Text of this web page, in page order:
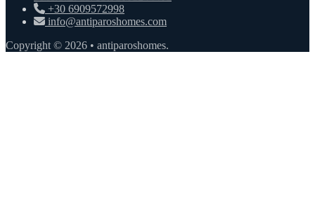
+30 6909572998
info@antiparoshomes.com
Copyright © 2026 • antiparoshomes.